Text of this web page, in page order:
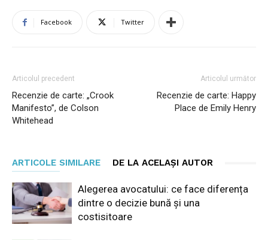
Facebook Twitter
Articolul precedent
Recenzie de carte: „Crook
Manifesto”, de Colson
Whitehead
Articolul următor
Recenzie de carte: Happy
Place de Emily Henry
ARTICOLE SIMILARE DE LA ACELAȘI AUTOR
Alegerea avocatului: ce face diferența
dintre o decizie bună și una
costisitoare